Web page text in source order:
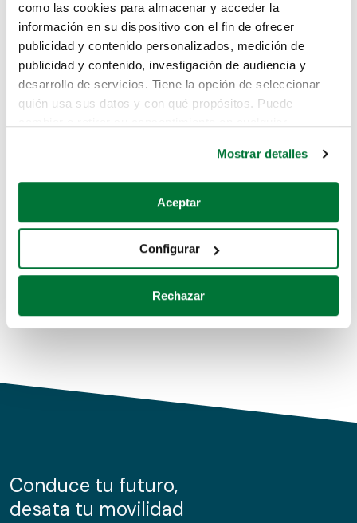
como las cookies para almacenar y acceder la
información en su dispositivo con el fin de ofrecer
publicidad y contenido personalizados, medición de
publicidad y contenido, investigación de audiencia y
desarrollo de servicios. Tiene la opción de seleccionar
quién usa sus datos y con qué propósitos. Puede
Si lo permite, también quisiéramos:
Recopilar información sobre su ubicación geográfica
Identificar su dispositivo analizándolo activamente
para buscar características específicas (huellas
Obtenga más información sobre cómo se procesan sus
de cookies.
información sobre el uso que haga del sitio web con
nuestros partners de redes sociales, publicidad y análisis
Mostrar detalles
Aceptar
Configurar
Rechazar
Lo sentimos, no sabemos como
te hemos traido hasta aquí.
Pero puedes encontrar el coche que estás
buscando en alguno de estos enlaces:
Coches de segunda mano
Coches de km0
Conduce tu futuro,
desata tu movilidad